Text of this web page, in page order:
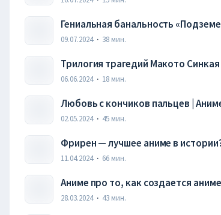
Гениальная банальность
09.07.2024 · 38 мин.
Трилогия трагедий Макото
06.06.2024 · 18 мин.
Любовь с кончиков пальцев |
02.05.2024 · 45 мин.
Фрирен — лучшее аниме в
11.04.2024 · 66 мин.
Аниме про то, как создается
28.03.2024 · 43 мин.